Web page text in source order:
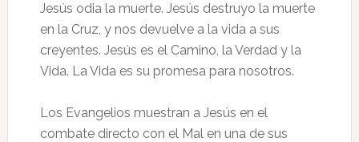
Jesús odia la muerte. Jesús destruyo la muerte
en la Cruz, y nos devuelve a la vida a sus
creyentes. Jesús es el Camino, la Verdad y la
Vida. La Vida es su promesa para nosotros.
Los Evangelios muestran a Jesús en el
combate directo con el Mal en una de sus